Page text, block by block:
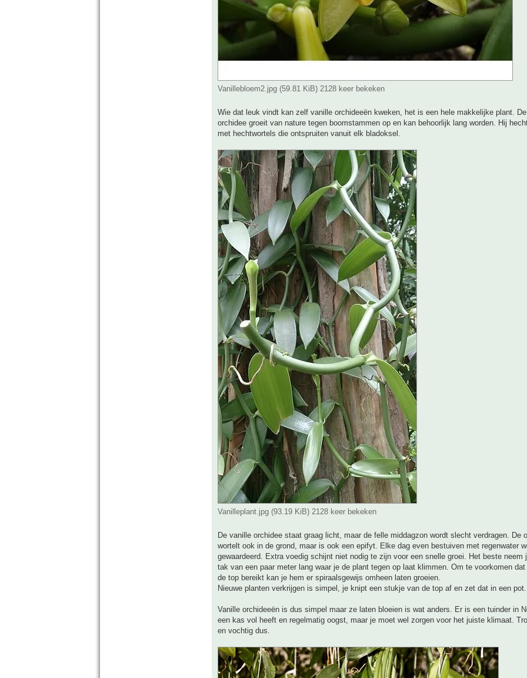
Vanillebloem2.jpg (59.81 KiB) 2128 keer bekeken
Wie dat leuk vindt kan zelf vanille orchideeën kweken, het is een hele makkelijke plant.
orchidee groeit van nature tegen boomstammen op en kan behoorlijk lang worden. Hij
met hechtwortels die ontspruiten vanuit elk bladoksel.
Vanilleplant.jpg (93.19 KiB) 2128 keer bekeken
De vanille orchidee staat graag licht, maar de felle middagzon wordt slecht verdragen. De
wortelt ook in de grond, maar is ook een epifyt. Elke dag even bestuiven met regenwater
gewaardeerd. Extra voedig schijnt niet nodig te zijn voor een snelle groei. Het beste neem
tak van een paar meter lang waar je de plant tegen op laat klimmen. Om te voorkomen
de top bereikt kan je hem er spiraalsgewijs omheen laten groeien.
Nieuwe planten verkrijgen is simpel, je knipt een stukje van de top af en zet dat in een pot.
Vanille orchideeën is dus simpel maar ze laten bloeien is wat anders. Er is een tuinder in
een kas vol heeft en regelmatig oogst, maar je moet wel zorgen voor het juiste klimaat.
en vochtig dus.